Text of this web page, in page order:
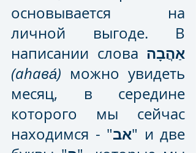
основывается на
личной выгоде. В
написании слова אַהֲבָה
(аhава́) можно увидеть
месяц, в середине
которого мы сейчас
находимся - "אב" и две